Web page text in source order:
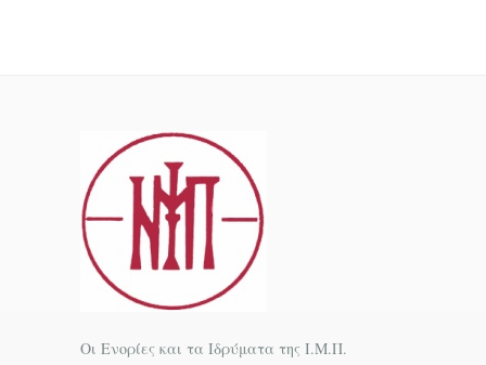
Οι Ενορίες και τα Ιδρύματα της Ι.Μ.Π.